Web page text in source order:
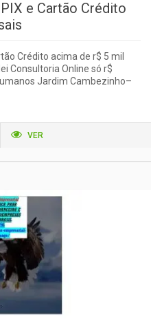
e Cartão Crédito
Crédito acima de r$ 5 mil
Consultoria Online só r$
Jardim Cambezinho–
VER